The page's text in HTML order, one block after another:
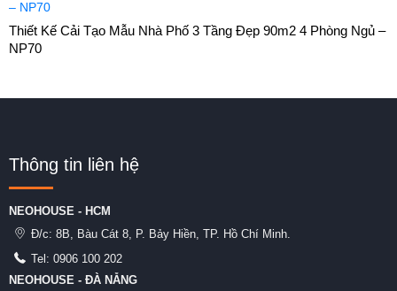
Thiết Kế Cải Tạo Mẫu Nhà Phố 3 Tầng Đẹp 90m2 4 Phòng Ngủ –
NP70
Thông tin liên hệ
NEOHOUSE - HCM
Đ/c: 8B, Bàu Cát 8, P. Bảy Hiền, TP. Hồ Chí Minh.
Tel: 0906 100 202
NEOHOUSE - ĐÀ NẴNG